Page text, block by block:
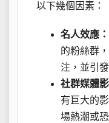
以下幾個因素：
名人效應：
的粉絲群
注，並引
社群媒體影
有巨大的
場熱潮或恐